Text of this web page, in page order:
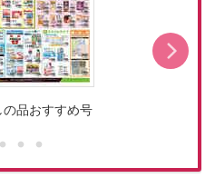
品おすすめ号